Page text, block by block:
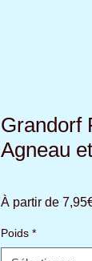
Grandorf
Agneau
À partir de
Poids *